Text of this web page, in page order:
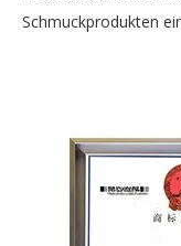
Schmuckprodukten